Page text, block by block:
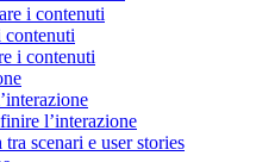
i contenuti
i contenuti
l’interazione
scenari e user stories